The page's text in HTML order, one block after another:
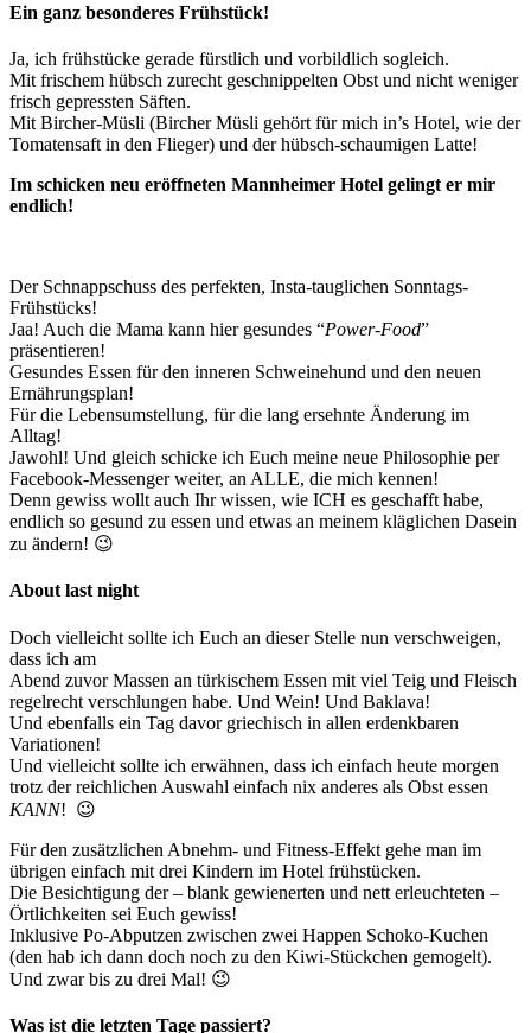
Ein ganz besonderes Frühstück!
Ja, ich frühstücke gerade fürstlich und vorbildlich sogleich.
Mit frischem hübsch zurecht geschnippelten Obst und nicht weniger
frisch gepressten Säften.
Mit Bircher-Müsli (Bircher Müsli gehört für mich in’s Hotel, wie der
Tomatensaft in den Flieger) und der hübsch-schaumigen Latte!
Im schicken neu eröffneten Mannheimer Hotel gelingt er mir
endlich!
Der Schnappschuss des perfekten, Insta-tauglichen Sonntags-
Frühstücks!
Jaa! Auch die Mama kann hier gesundes “Power-Food”
präsentieren!
Gesundes Essen für den inneren Schweinehund und den neuen
Ernährungsplan!
Für die Lebensumstellung, für die lang ersehnte Änderung im
Alltag!
Jawohl! Und gleich schicke ich Euch meine neue Philosophie per
Facebook-Messenger weiter, an ALLE, die mich kennen!
Denn gewiss wollt auch Ihr wissen, wie ICH es geschafft habe,
endlich so gesund zu essen und etwas an meinem kläglichen Dasein
zu ändern! 😉
About last night
Doch vielleicht sollte ich Euch an dieser Stelle nun verschweigen,
dass ich am
Abend zuvor Massen an türkischem Essen mit viel Teig und Fleisch
regelrecht verschlungen habe. Und Wein! Und Baklava!
Und ebenfalls ein Tag davor griechisch in allen erdenkbaren
Variationen!
Und vielleicht sollte ich erwähnen, dass ich einfach heute morgen
trotz der reichlichen Auswahl einfach nix anderes als Obst essen
KANN! 😉
Für den zusätzlichen Abnehm- und Fitness-Effekt gehe man im
übrigen einfach mit drei Kindern im Hotel frühstücken.
Die Besichtigung der – blank gewienerten und nett erleuchteten –
Örtlichkeiten sei Euch gewiss!
Inklusive Po-Abputzen zwischen zwei Happen Schoko-Kuchen
(den hab ich dann doch noch zu den Kiwi-Stückchen gemogelt).
Und zwar bis zu drei Mal! 😉
Was ist die letzten Tage passiert?